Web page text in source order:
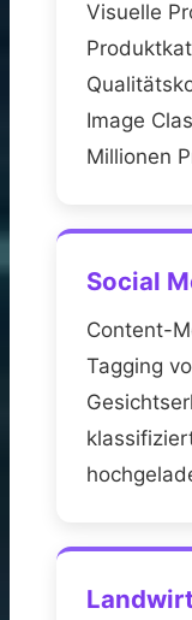
Visuelle
Image
Millionen
Social
Content-
Tagging